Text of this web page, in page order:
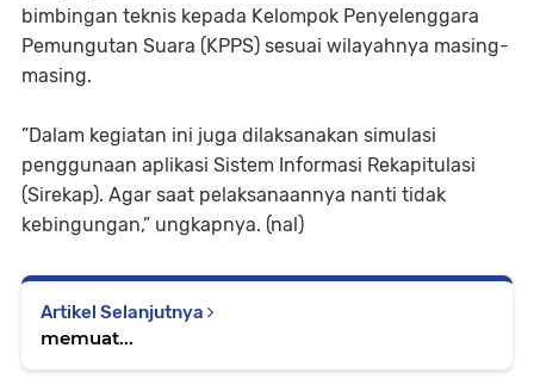
bimbingan teknis kepada Kelompok Penyelenggara
Pemungutan Suara (KPPS) sesuai wilayahnya masing-
masing.
”Dalam kegiatan ini juga dilaksanakan simulasi
penggunaan aplikasi Sistem Informasi Rekapitulasi
(Sirekap). Agar saat pelaksanaannya nanti tidak
kebingungan,” ungkapnya. (nal)
Artikel Selanjutnya
memuat...